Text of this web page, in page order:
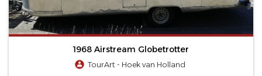
1968 Airstream Globetrotter
TourArt - Hoek van Holland